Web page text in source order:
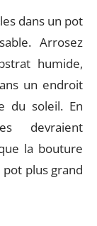
dans un pot
Arrosez
humide,
un endroit
du soleil. En
devraient
la bouture
plus grand